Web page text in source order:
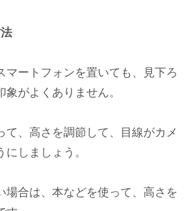
マートフォンを置いても、見下ろ
がよくありません。
て、高さを調節して、目線がカメ
しましょう。
場合は、本などを使って、高さを